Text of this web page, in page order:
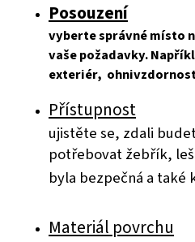
Posouzení
vyberte správné místo
vaše požadavky.
exteriér,
Přístupnost
ujistěte se, zdali
potřebovat žebřík,
byla bezpečná a také
Materiál povrchu